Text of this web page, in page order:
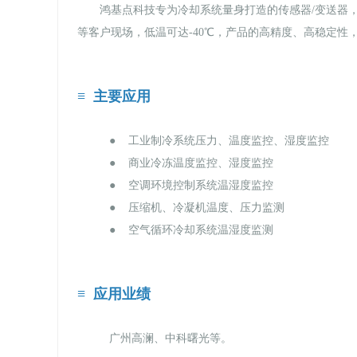
鸿基点科技专为冷却系统量身打造的传感器/变送器
等客户现场，低温可达-40℃，产品的高精度、高稳定性
≡ 主要应用
● 工业制冷系统压力、温度监控、湿度监控
● 商业冷冻温度监控、湿度监控
● 空调环境控制系统温湿度监控
● 压缩机、冷凝机温度、压力监测
● 空气循环冷却系统温湿度监测
≡ 应用业绩
广州高澜、中科曙光等。